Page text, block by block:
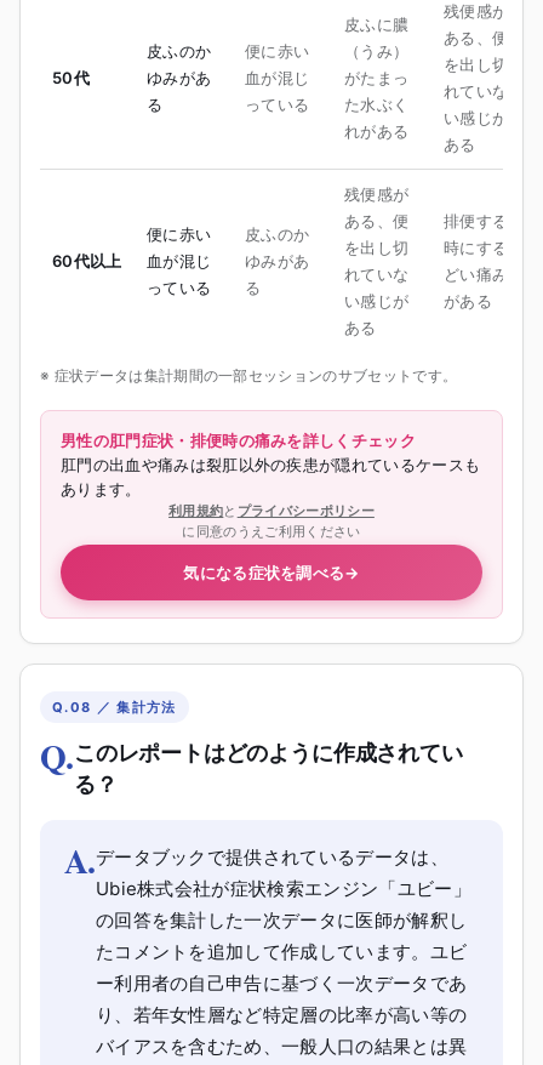
50代
皮ふのか
ゆみがあ
る
便に赤い
血が混じ
っている
皮ふに膿
（うみ）
がたまっ
た水ぶく
れがある
残便感が
ある、便
を出し切
れていな
い感じが
ある
60代以上
便に赤い
血が混じ
っている
皮ふのか
ゆみがあ
る
残便感が
ある、便
を出し切
れていな
い感じが
ある
排便する
時にする
どい痛み
がある
※ 症状データは集計期間の一部セッションのサブセットです。
男性の肛門症状・排便時の痛みを詳しくチェック
肛門の出血や痛みは裂肛以外の疾患が隠れているケースも
あります。
利用規約と プライバシーポリシー
に同意のうえご利用ください
気になる症状を調べる→
Q.08 ／ 集計方法
Q.このレポートはどのように作成されてい
る？
A.データブックで提供されているデータは、
Ubie株式会社が症状検索エンジン「ユビー」
の回答を集計した一次データに医師が解釈し
たコメントを追加して作成しています。ユビ
ー利用者の自己申告に基づく一次データであ
り、若年女性層など特定層の比率が高い等の
バイアスを含むため、一般人口の結果とは異